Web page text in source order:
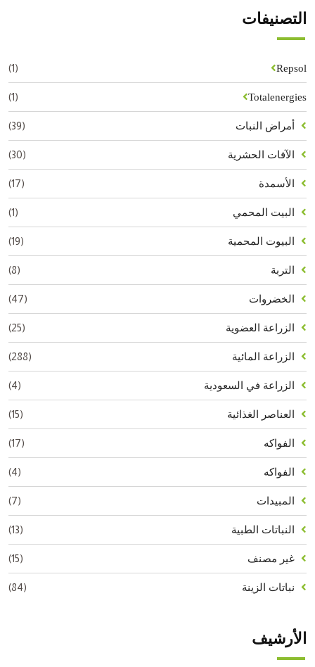
التصنيفات
Repsol
(1)
Totalenergies
(1)
أمراض النبات (39)
الآفات الحشرية (30)
الأسمدة (17)
البيت المحمي (1)
البيوت المحمية (19)
التربة (8)
الخضروات (47)
الزراعة العضوية (25)
الزراعة المائية (288)
الزراعة في السعودية (4)
العناصر الغذائية (15)
الفواكه (17)
الفواكه (4)
المبيدات (7)
النباتات الطبية (13)
غير مصنف (15)
نباتات الزينة (84)
الأرشيف